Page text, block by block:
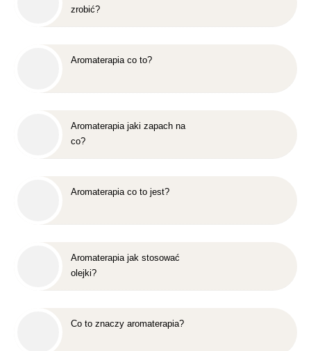
zrobić?
Aromaterapia co to?
Aromaterapia jaki zapach na
co?
Aromaterapia co to jest?
Aromaterapia jak stosować
olejki?
Co to znaczy aromaterapia?